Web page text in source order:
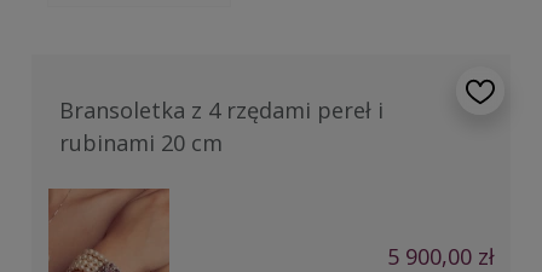
Bransoletka z 4 rzędami pereł i
rubinami 20 cm
5 900,00 zł